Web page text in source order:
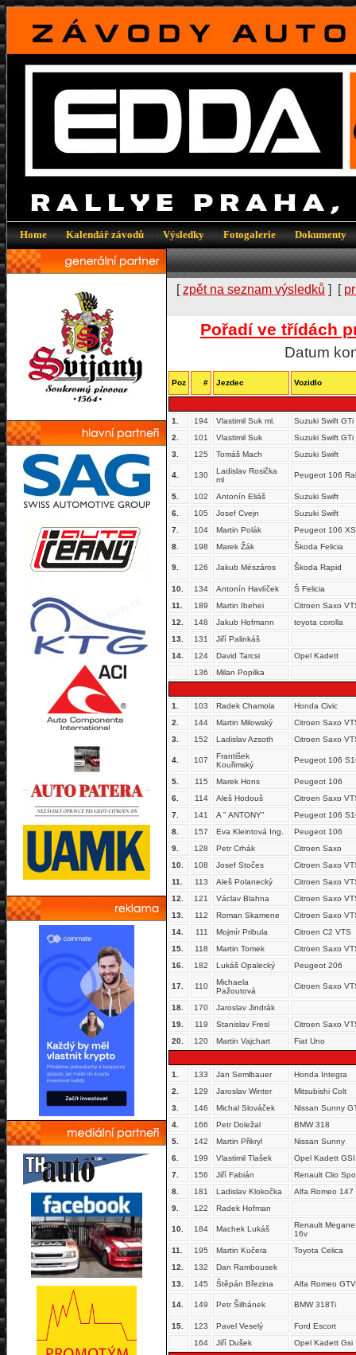
Home Kalendář závodů Výsledky Fotogalerie Dokumenty
[zpět na seznam výsledků ] [
Pořadí ve třídách
Datum
Poz # Jezdec Vozidlo
1. 194 Vlastimil Suk ml.
Suzuki Swift GTi
2.
101 Vlastimil Suk
Suzuki Swift GTi
3.
125 Tomáš Mach Suzuki Swift
4. 130
Ladislav Rosička
ml
Peugeot 106
5. 102 Antonín Eliáš
Suzuki Swift
6.
105 Josef Cvejn
Suzuki Swift
7.
104 Martin Polák
Peugeot 106
8.
198 Marek Žák Škoda Felicia
9. 126 Jakub Mészáros Škoda Rapid
10. 134 Antonín Havlíček
Š Felicia
11.
189 Martin Ibehei
Citroen Saxo
12.
148 Jakub Hofmann
toyota corolla
13.
131
Jiří Palinkáš
14.
124 David Tarcsi
Opel Kadett
136
Milan Popilka
1. 103 Radek Chamola
Honda Civic
2.
144 Martin Milowský
Citroen Saxo
3.
152 Ladislav Azsoth Citroen Saxo
4. 107
František
Kouřimský
Peugeot 106
5. 115 Marek Hons
Peugeot 106
6.
114 Aleš Hodouš
Citroen Saxo
7.
141 A " ANTONY"
Peugeot 106
8.
157 Eva Kleintová Ing.
Peugeot 106
9.
128 Petr Crhák
Citroen Saxo
10.
108 Josef Stočes
Citroen Saxo
11.
113 Aleš Polanecký
Citroen Saxo
12.
121 Václav Blahna
Citroen Saxo
13.
112 Roman Skamene
Citroen Saxo
14.
111 Mojmír Pribula
Citroen C2 VTS
15.
118 Martin Tomek
Citroen Saxo
16.
182 Lukáš Opalecký Peugeot 206
17. 110
Michaela
Pažoutová
Citroen Saxo
18. 170
Jaroslav Jindrák
19.
119 Stanislav Fresl
Citroen Saxo
20.
120 Martin Vajchart Fiat Uno
1. 133 Jan Semlbauer
Honda Integra
2.
129 Jaroslav Winter
Mitsubishi Colt
3.
146 Michal Slováček
Nissan Sunny
4.
166 Petr Doležal
BMW 318
5.
142 Martin Přikryl
Nissan Sunny
6.
199 Vlastimil Tlašek
Opel Kadett GSI
7.
156 Jiří Fabián
Renault Clio
8.
181 Ladislav Klokočka
Alfa Romeo 147
9.
122 Radek Hofman
10. 184 Machek Lukáš
Renault
16v
11.
195 Martin Kučera
Toyota Celica
12.
132
Dan Rambousek
13.
145 Štěpán Březina Alfa Romeo GTV
14. 149 Petr Šilhánek BMW 318Ti
15. 123 Pavel Veselý
Ford Escort
164
Jiří Dušek Opel Kadett Gsi